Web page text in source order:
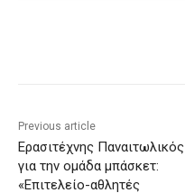
Previous article
Ερασιτέχνης Παναιτωλικός
για την ομάδα μπάσκετ:
«Επιτελείο-αθλητές